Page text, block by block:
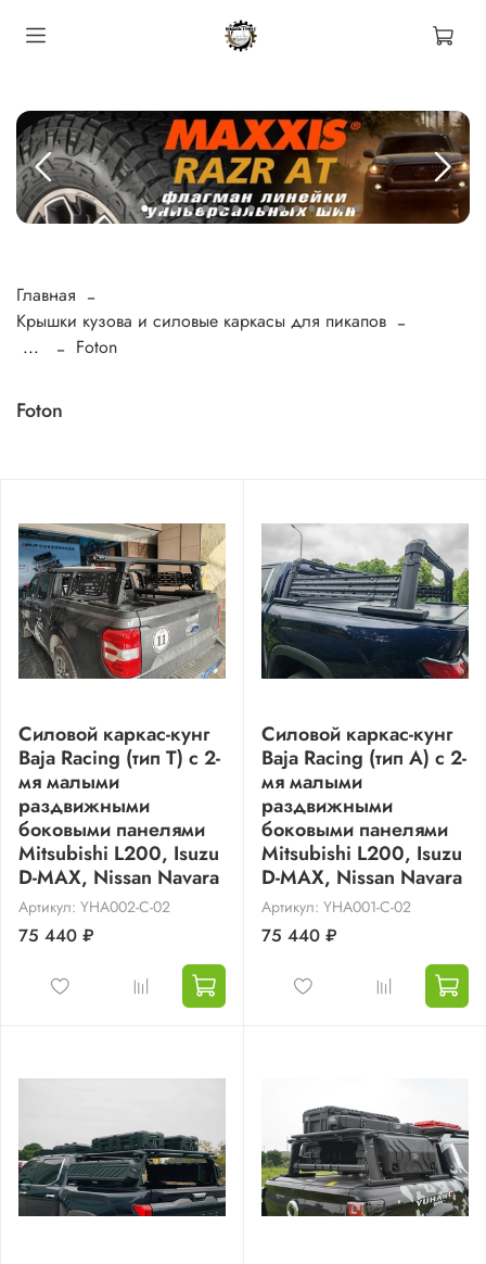
Главная
Крышки кузова и силовые каркасы для пикапов
...
Foton
Foton
Силовой каркас-кунг
Baja Racing (тип Т) с 2-
мя малыми
раздвижными
боковыми панелями
Mitsubishi L200, Isuzu
D-MAX, Nissan Navara
Артикул: YHA002-C-02
75 440 ₽
Силовой каркас-кунг
Baja Racing (тип А) с 2-
мя малыми
раздвижными
боковыми панелями
Mitsubishi L200, Isuzu
D-MAX, Nissan Navara
Артикул: YHA001-C-02
75 440 ₽